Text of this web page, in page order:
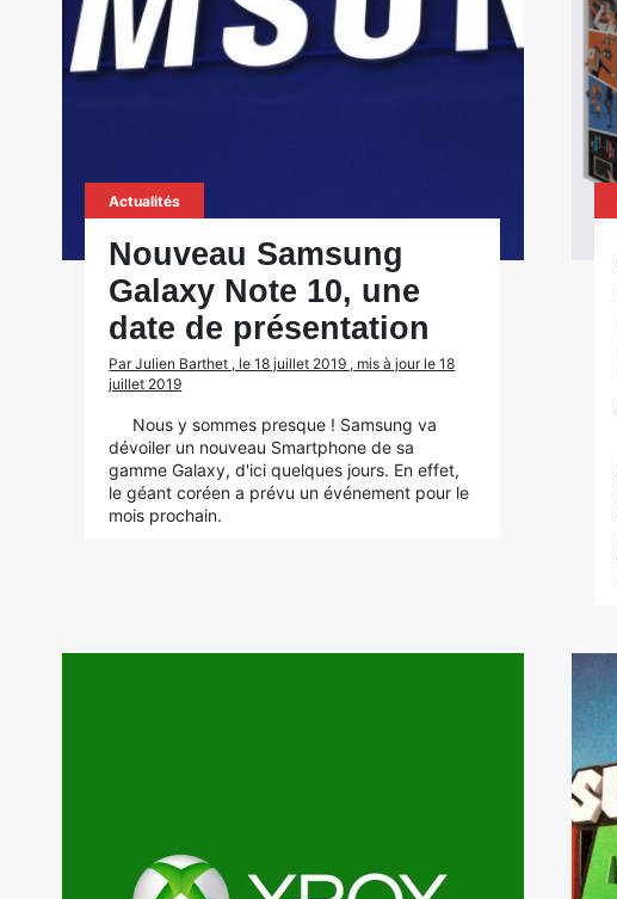
Actualités
Nouveau Samsung
Galaxy Note 10, une
date de présentation
Par Julien Barthet , le 18 juillet 2019 , mis à jour le 18
juillet 2019
Nous y sommes presque ! Samsung va
dévoiler un nouveau Smartphone de sa
gamme Galaxy, d'ici quelques jours. En effet,
le géant coréen a prévu un événement pour le
mois prochain.